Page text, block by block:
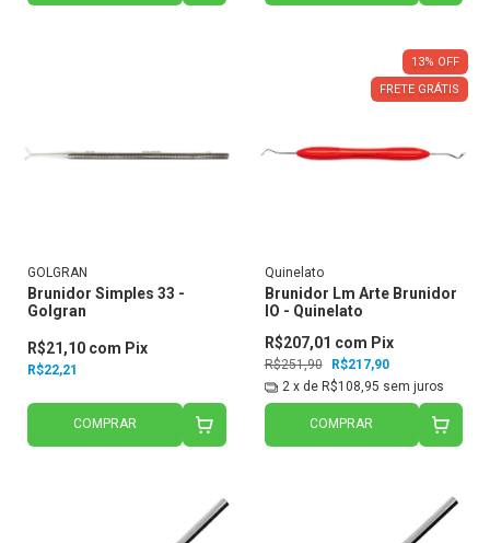
GOLGRAN
Brunidor Simples 33 -
Golgran
R$22,21
R$21,10 com Pix
COMPRAR
13% OFF
FRETE GRÁTIS
Quinelato
Brunidor Lm Arte Brunidor
IO - Quinelato
R$251,90 R$217,90
R$207,01 com Pix
2 x de R$108,95 sem juros
COMPRAR